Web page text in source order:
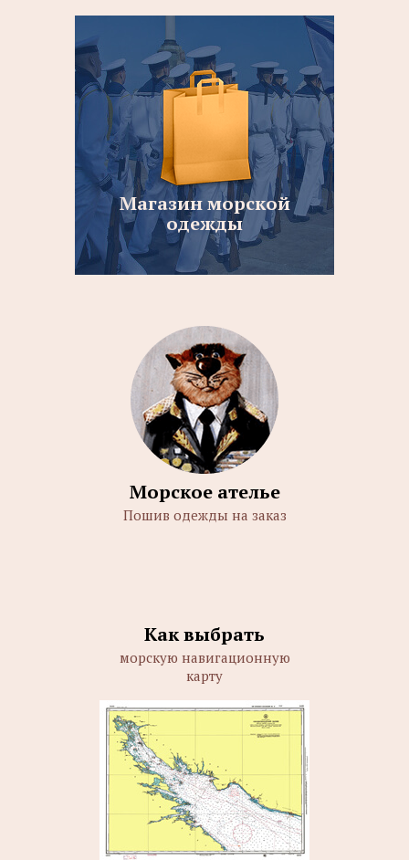
Магазин морской
одежды
Морское ателье
Пошив одежды на заказ
Как выбрать
морскую навигационную
карту